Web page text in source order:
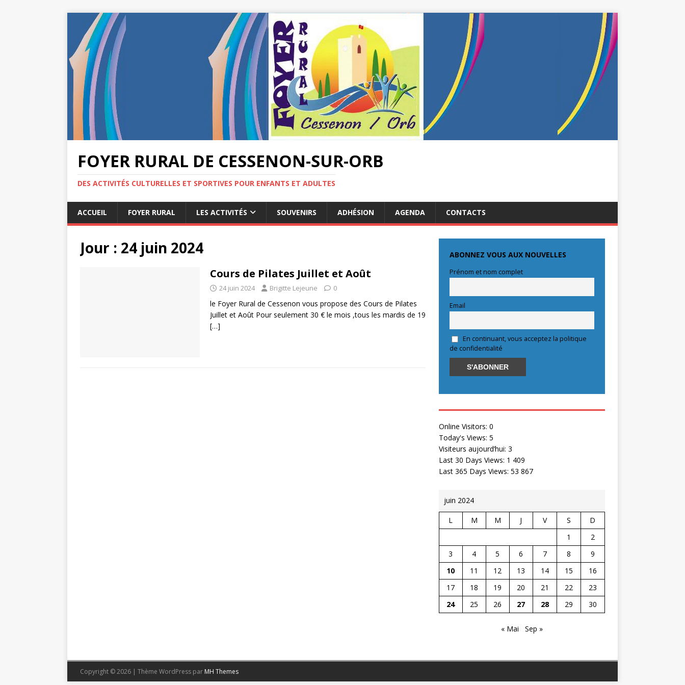
FOYER RURAL DE CESSENON-SUR-ORB
DES ACTIVITÉS CULTURELLES ET SPORTIVES POUR ENFANTS ET ADULTES
ACCUEIL FOYER RURAL LES ACTIVITÉS SOUVENIRS ADHÉSION AGENDA CONTACTS
Jour : 24 juin 2024
Cours de Pilates Juillet et Août
24 juin 2024 Brigitte Lejeune 0
le Foyer Rural de Cessenon vous propose des Cours de Pilates
Juillet et Août Pour seulement 30 € le mois ,tous les mardis de 19
[…]
ABONNEZ VOUS AUX NOUVELLES
Prénom et nom complet
Email
En continuant, vous acceptez la politique
de confidentialité
Online Visitors: 0
Today's Views: 5
Visiteurs aujourd’hui: 3
Last 30 Days Views: 1 409
Last 365 Days Views: 53 867
juin 2024
L M M J V S
D
1
2
3
4 5 6 7 8
9
10
11 12 13 14 15
16
17
18 19 20 21 22
23
24
25 26 27 28 29 30
« Mai Sep »
Copyright © 2026 | Thème WordPress par MH Themes